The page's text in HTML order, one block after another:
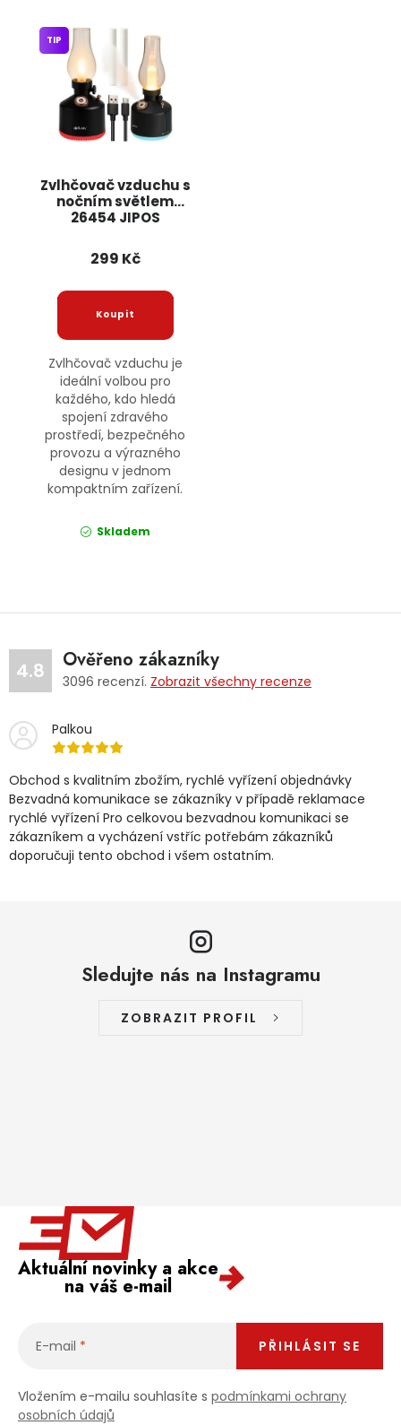
Zvlhčovač vzduchu s
nočním světlem
26454 JIPOS
TIP
299 Kč
Zvlhčovač vzduchu je
ideální volbou pro
každého, kdo hledá
spojení zdravého
prostředí, bezpečného
provozu a výrazného
designu v jednom
kompaktním zařízení.
Skladem
4.8 Ověřeno zákazníky
3096 recenzí. Zobrazit všechny recenze
Palkou
Obchod s kvalitním zbožím, rychlé vyřízení objednávky
Bezvadná komunikace se zákazníky v případě reklamace
rychlé vyřízení Pro celkovou bezvadnou komunikaci se
zákazníkem a vycházení vstříc potřebám zákazníků
doporučuji tento obchod i všem ostatním.
Sledujte nás na Instagramu
ZOBRAZIT PROFIL
Aktuální novinky a akce
na váš e-mail
E-mail
Vložením e-mailu souhlasíte s podmínkami ochrany
osobních údajů
PŘIHLÁSIT SE